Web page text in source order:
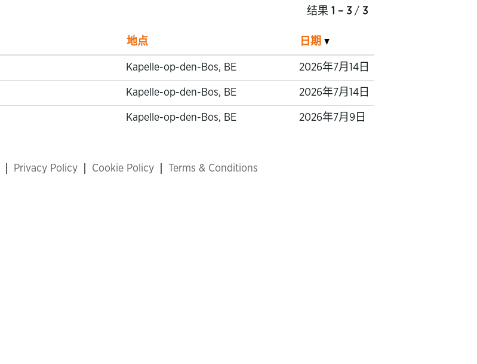
结果 1 – 3 / 3
地点 日期
Kapelle-op-den-Bos, BE 2026年7月14日
Kapelle-op-den-Bos, BE 2026年7月14日
Kapelle-op-den-Bos, BE 2026年7月9日
Privacy Policy Cookie Policy Terms & Conditions